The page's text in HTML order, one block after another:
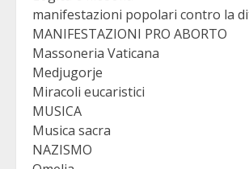
manifestazioni popolari contro la
MANIFESTAZIONI PRO ABORTO
Massoneria Vaticana
Medjugorje
Miracoli eucaristici
MUSICA
Musica sacra
NAZISMO